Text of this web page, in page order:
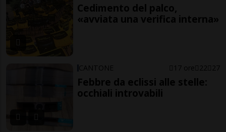
Cedimento del palco,
«avviata una verifica interna»
CANTONE 17 ore 22 27
Febbre da eclissi alle stelle:
occhiali introvabili